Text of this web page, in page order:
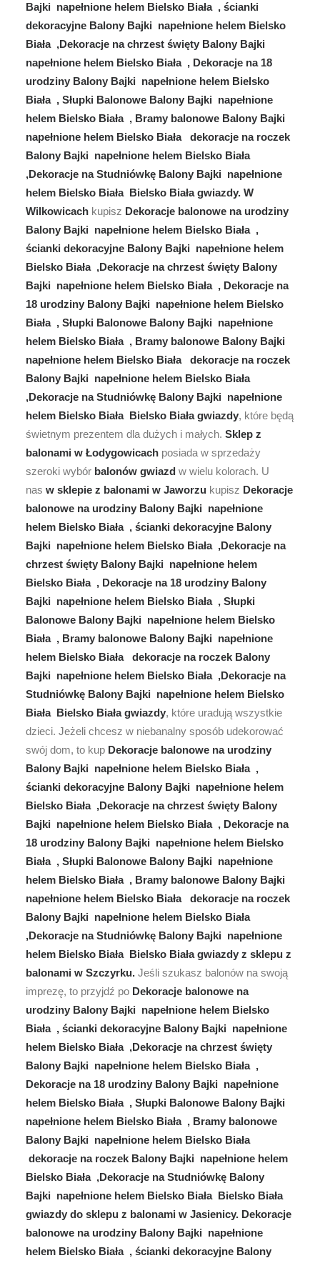
Bajki napełnione helem Bielsko Biała , ścianki
dekoracyjne Balony Bajki napełnione helem Bielsko
Biała ,Dekoracje na chrzest święty Balony Bajki
napełnione helem Bielsko Biała , Dekoracje na 18
urodziny Balony Bajki napełnione helem Bielsko
Biała , Słupki Balonowe Balony Bajki napełnione
helem Bielsko Biała , Bramy balonowe Balony Bajki
napełnione helem Bielsko Biała dekoracje na roczek
Balony Bajki napełnione helem Bielsko Biała
,Dekoracje na Studniówkę Balony Bajki napełnione
helem Bielsko Biała Bielsko Biała gwiazdy. W
Wilkowicach kupisz Dekoracje balonowe na urodziny
Balony Bajki napełnione helem Bielsko Biała ,
ścianki dekoracyjne Balony Bajki napełnione helem
Bielsko Biała ,Dekoracje na chrzest święty Balony
Bajki napełnione helem Bielsko Biała , Dekoracje na
18 urodziny Balony Bajki napełnione helem Bielsko
Biała , Słupki Balonowe Balony Bajki napełnione
helem Bielsko Biała , Bramy balonowe Balony Bajki
napełnione helem Bielsko Biała dekoracje na roczek
Balony Bajki napełnione helem Bielsko Biała
,Dekoracje na Studniówkę Balony Bajki napełnione
helem Bielsko Biała Bielsko Biała gwiazdy, które będą
świetnym prezentem dla dużych i małych. Sklep z
balonami w Łodygowicach posiada w sprzedaży
szeroki wybór balonów gwiazd w wielu kolorach. U
nas w sklepie z balonami w Jaworzu kupisz Dekoracje
balonowe na urodziny Balony Bajki napełnione
helem Bielsko Biała , ścianki dekoracyjne Balony
Bajki napełnione helem Bielsko Biała ,Dekoracje na
chrzest święty Balony Bajki napełnione helem
Bielsko Biała , Dekoracje na 18 urodziny Balony
Bajki napełnione helem Bielsko Biała , Słupki
Balonowe Balony Bajki napełnione helem Bielsko
Biała , Bramy balonowe Balony Bajki napełnione
helem Bielsko Biała dekoracje na roczek Balony
Bajki napełnione helem Bielsko Biała ,Dekoracje na
Studniówkę Balony Bajki napełnione helem Bielsko
Biała Bielsko Biała gwiazdy, które uradują wszystkie
dzieci. Jeżeli chcesz w niebanalny sposób udekorować
swój dom, to kup Dekoracje balonowe na urodziny
Balony Bajki napełnione helem Bielsko Biała ,
ścianki dekoracyjne Balony Bajki napełnione helem
Bielsko Biała ,Dekoracje na chrzest święty Balony
Bajki napełnione helem Bielsko Biała , Dekoracje na
18 urodziny Balony Bajki napełnione helem Bielsko
Biała , Słupki Balonowe Balony Bajki napełnione
helem Bielsko Biała , Bramy balonowe Balony Bajki
napełnione helem Bielsko Biała dekoracje na roczek
Balony Bajki napełnione helem Bielsko Biała
,Dekoracje na Studniówkę Balony Bajki napełnione
helem Bielsko Biała Bielsko Biała gwiazdy z sklepu z
balonami w Szczyrku. Jeśli szukasz balonów na swoją
imprezę, to przyjdź po Dekoracje balonowe na
urodziny Balony Bajki napełnione helem Bielsko
Biała , ścianki dekoracyjne Balony Bajki napełnione
helem Bielsko Biała ,Dekoracje na chrzest święty
Balony Bajki napełnione helem Bielsko Biała ,
Dekoracje na 18 urodziny Balony Bajki napełnione
helem Bielsko Biała , Słupki Balonowe Balony Bajki
napełnione helem Bielsko Biała , Bramy balonowe
Balony Bajki napełnione helem Bielsko Biała
dekoracje na roczek Balony Bajki napełnione helem
Bielsko Biała ,Dekoracje na Studniówkę Balony
Bajki napełnione helem Bielsko Biała Bielsko Biała
gwiazdy do sklepu z balonami w Jasienicy. Dekoracje
balonowe na urodziny Balony Bajki napełnione
helem Bielsko Biała , ścianki dekoracyjne Balony